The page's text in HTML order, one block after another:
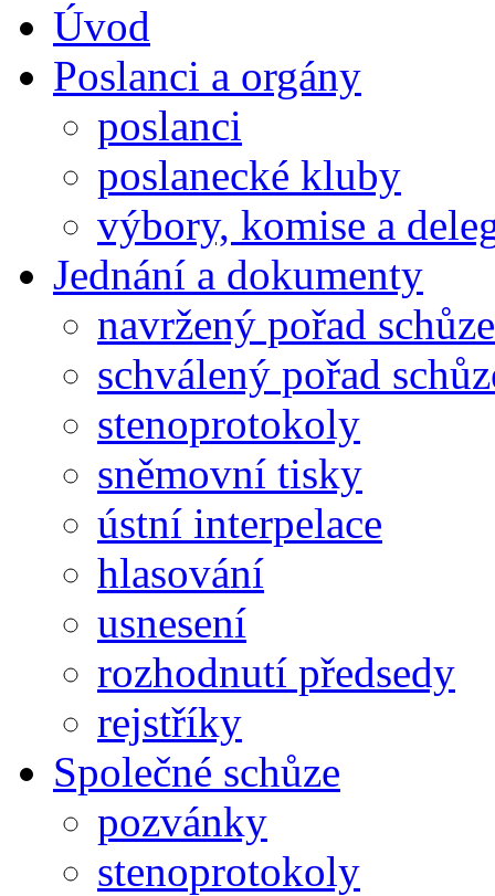
Úvod
Poslanci a orgány
poslanci
poslanecké kluby
výbory, komise a
Jednání a dokumenty
navržený pořad schůze
schválený pořad
stenoprotokoly
sněmovní tisky
ústní interpelace
hlasování
usnesení
rozhodnutí předsedy
rejstříky
Společné schůze
pozvánky
stenoprotokoly